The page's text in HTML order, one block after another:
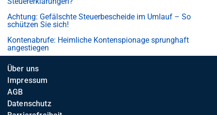
Achtung: Gefälschte Steuerbescheide im Umlauf – So
schützen Sie sich!
Kontenabrufe: Heimliche Kontenspionage sprunghaft
angestiegen
Über uns
Impressum
AGB
Datenschutz